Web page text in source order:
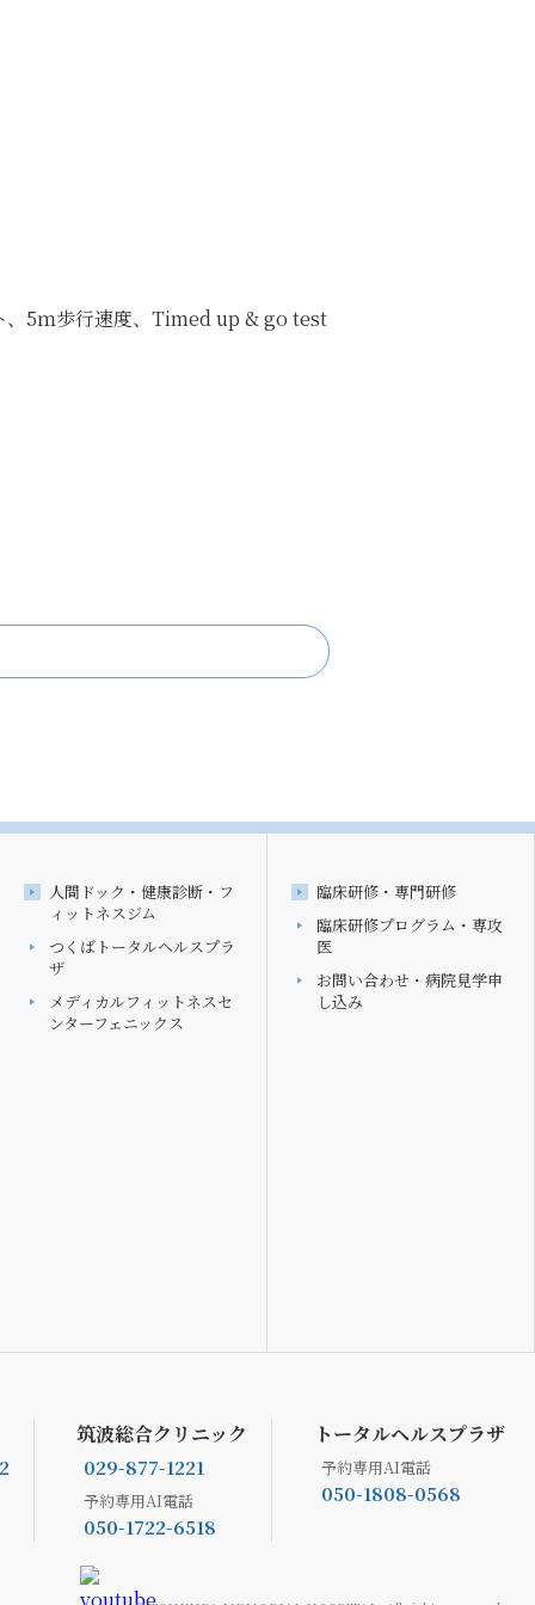
、5ｍ歩行速度、Timed up & go test
人間ドック・健康診断・フ
ィットネスジム
つくばトータルヘルスプラ
ザ
メディカルフィットネスセ
ンターフェニックス
臨床研修・専門研修
臨床研修プログラム・専攻
医
お問い合わせ・病院見学申
し込み
筑波総合クリニック
029-877-1221
予約専用AI電話
050-1722-6518
トータルヘルスプラザ
予約専用AI電話
050-1808-0568